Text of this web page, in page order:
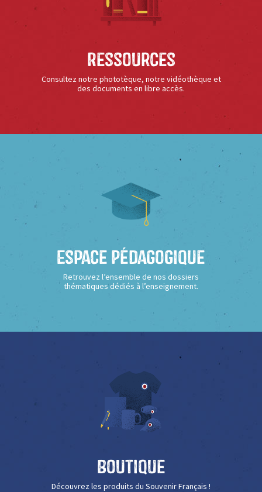
Ressources
Consultez notre phototèque, notre vidéothèque et
des documents en libre accès.
Espace Pédagogique
Retrouvez l’ensemble de nos dossiers
thématiques dédiés à l’enseignement.
Boutique
Découvrez les produits du Souvenir Français !